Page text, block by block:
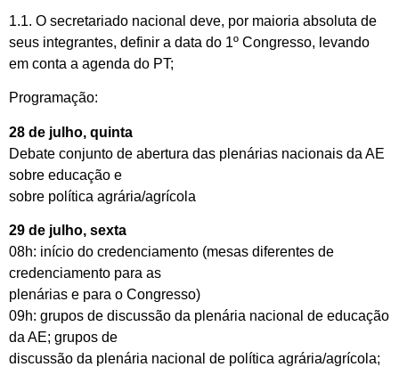
1.1. O secretariado nacional deve, por maioria absoluta de
seus integrantes, definir a data do 1º Congresso, levando
em conta a agenda do PT;
Programação:
28 de julho, quinta
Debate conjunto de abertura das plenárias nacionais da AE
sobre educação e
sobre política agrária/agrícola
29 de julho, sexta
08h: início do credenciamento (mesas diferentes de
credenciamento para as
plenárias e para o Congresso)
09h: grupos de discussão da plenária nacional de educação
da AE; grupos de
discussão da plenária nacional de política agrária/agrícola;